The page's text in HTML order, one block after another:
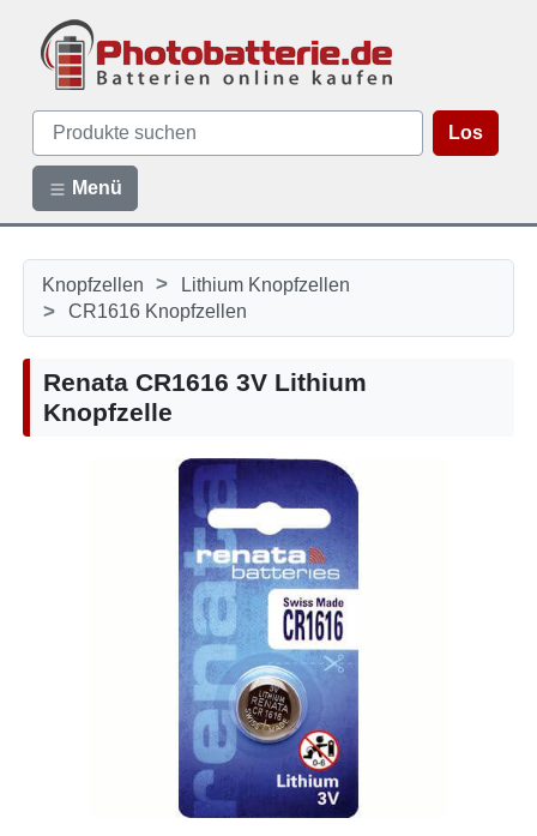
Los
Menü
Knopfzellen > Lithium Knopfzellen
> CR1616 Knopfzellen
Renata CR1616 3V Lithium
Knopfzelle